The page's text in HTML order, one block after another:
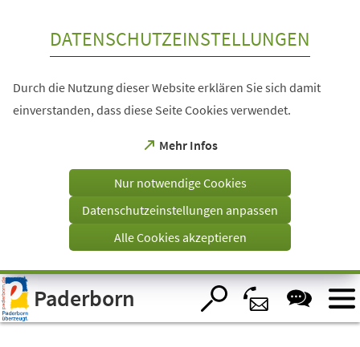
Visuelle
Assistenzsoftware
öffnen.
DATENSCHUTZEINSTELLUNGEN
Durch die Nutzung dieser Website erklären Sie sich damit
einverstanden, dass diese Seite Cookies verwendet.
Mehr Infos
(Öffnet
einem
Tab)
Nur notwendige Cookies
Datenschutzeinstellungen anpassen
Alle Cookies akzeptieren
Paderborn